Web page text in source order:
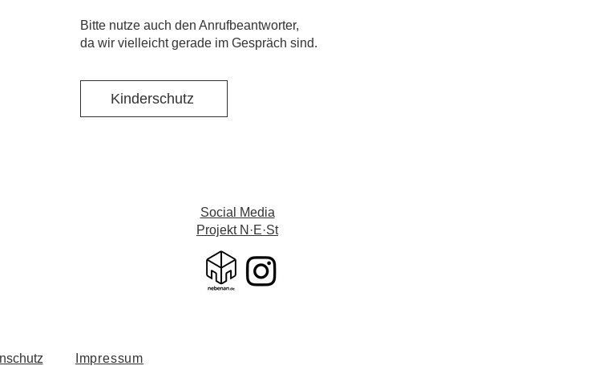
​Bitte nutze auch den Anrufbeantworter,
da wir vielleicht gerade im Gespräch sind.
Kinderschutz
Social Media
Projekt N·E·St
Impressum